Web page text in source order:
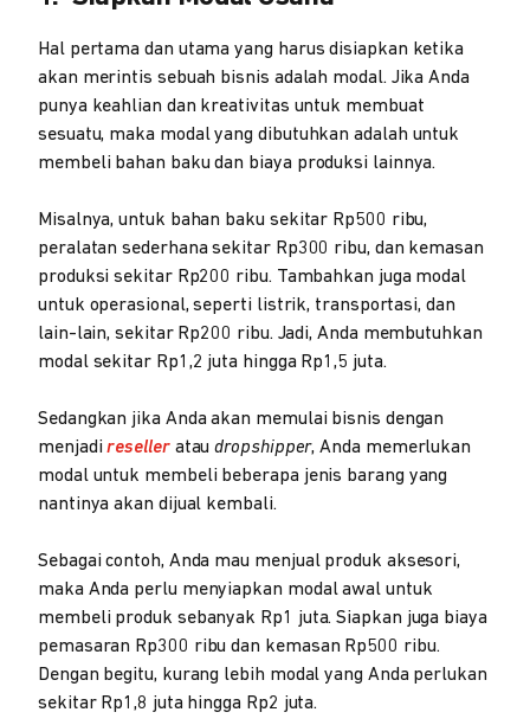
Hal pertama dan utama yang harus disiapkan ketika
akan merintis sebuah bisnis adalah modal. Jika Anda
punya keahlian dan kreativitas untuk membuat
sesuatu, maka modal yang dibutuhkan adalah untuk
membeli bahan baku dan biaya produksi lainnya.
Misalnya, untuk bahan baku sekitar Rp500 ribu,
peralatan sederhana sekitar Rp300 ribu, dan kemasan
produksi sekitar Rp200 ribu. Tambahkan juga modal
untuk operasional, seperti listrik, transportasi, dan
lain-lain, sekitar Rp200 ribu. Jadi, Anda membutuhkan
modal sekitar Rp1,2 juta hingga Rp1,5 juta.
Sedangkan jika Anda akan memulai bisnis dengan
menjadiresellerataudropshipper, Anda memerlukan
modal untuk membeli beberapa jenis barang yang
nantinya akan dijual kembali.
Sebagai contoh, Anda mau menjual produk aksesori,
maka Anda perlu menyiapkan modal awal untuk
membeli produk sebanyak Rp1 juta. Siapkan juga biaya
pemasaran Rp300 ribu dan kemasan Rp500 ribu.
Dengan begitu, kurang lebih modal yang Anda perlukan
sekitar Rp1,8 juta hingga Rp2 juta.